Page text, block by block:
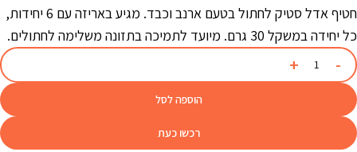
חטיף אדל סטיק לחתול בטעם ארנב וכבד. מגיע באריזה עם 6 יחידות,
כל יחידה במשקל 30 גרם. מיועד לתמיכה בתזונה משלימה לחתולים.
הוספה לסל
רכשו כעת